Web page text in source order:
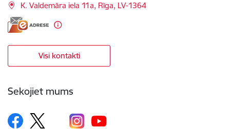
K. Valdemāra iela 11a, Rīga, LV-1364
Visi kontakti
Sekojiet mums